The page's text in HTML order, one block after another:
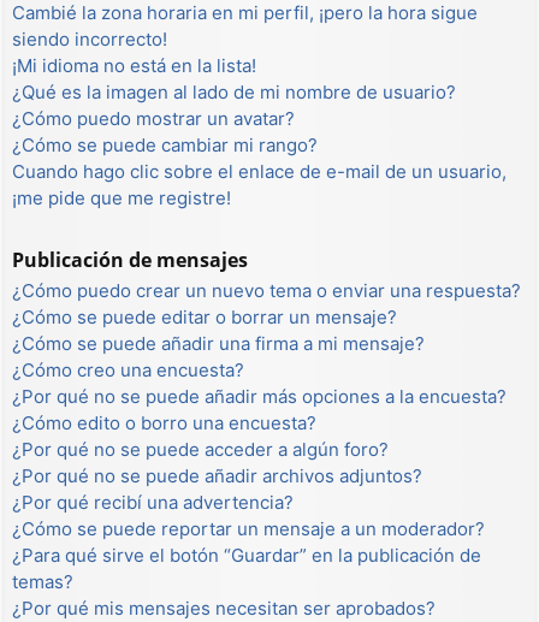
Cambié la zona horaria en mi perfil, ¡pero la hora sigue
siendo incorrecto!
¡Mi idioma no está en la lista!
¿Qué es la imagen al lado de mi nombre de usuario?
¿Cómo puedo mostrar un avatar?
¿Cómo se puede cambiar mi rango?
Cuando hago clic sobre el enlace de e-mail de un usuario,
¡me pide que me registre!
Publicación de mensajes
¿Cómo puedo crear un nuevo tema o enviar una respuesta?
¿Cómo se puede editar o borrar un mensaje?
¿Cómo se puede añadir una firma a mi mensaje?
¿Cómo creo una encuesta?
¿Por qué no se puede añadir más opciones a la encuesta?
¿Cómo edito o borro una encuesta?
¿Por qué no se puede acceder a algún foro?
¿Por qué no se puede añadir archivos adjuntos?
¿Por qué recibí una advertencia?
¿Cómo se puede reportar un mensaje a un moderador?
¿Para qué sirve el botón “Guardar” en la publicación de
temas?
¿Por qué mis mensajes necesitan ser aprobados?